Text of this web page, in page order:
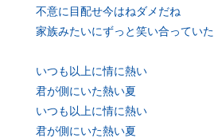
不意に目配せ今はねダメだね
家族みたいにずっと笑い合ってい
いつも以上に情に熱い
君が側にいた熱い夏
いつも以上に情に熱い
君が側にいた熱い夏